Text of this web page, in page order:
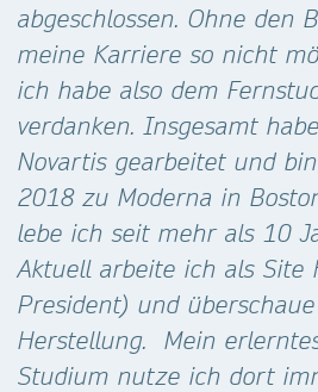
abgeschlossen. Ohne den
meine Karriere so nicht
ich habe also dem
verdanken. Insgesamt
Novartis gearbeitet und
2018 zu Moderna in
lebe ich seit mehr als 10
Aktuell arbeite ich als Site
President) und
Herstellung. Mein
Studium nutze ich dort